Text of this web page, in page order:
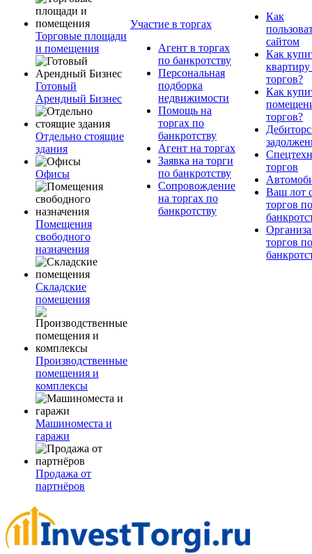
Торговые площади
и помещения
Готовый
Арендный Бизнес
Отдельно стоящие
здания
Офисы
Помещения
свободного
назначения
Складские
помещения
Производственные
помещения и
комплексы
Машиноместа и
гаражи
Продажа от
партнёров
Участие в торгах
Агент в торгах
по банкротству
Персональная
подборка
недвижимости
Помощь на
торгах по
банкротству
Агент на торгах
Заявка на торги
по банкротству
Сопровождение
на торгах по
банкротству
Как
сайтом
Как
квартиру
торгов?
Как
торгов?
торгов
Ваш лот
торгов по
торгов по